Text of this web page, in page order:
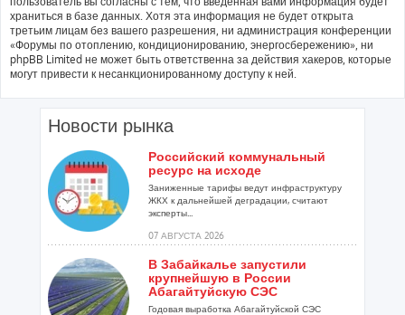
храниться в базе данных. Хотя эта информация не будет открыта
третьим лицам без вашего разрешения, ни администрация конференции
«Форумы по отоплению, кондиционированию, энергосбережению», ни
phpBB Limited не может быть ответственна за действия хакеров, которые
могут привести к несанкционированному доступу к ней.
Новости рынка
Российский коммунальный
ресурс на исходе
Заниженные тарифы ведут инфраструктуру
ЖКХ к дальнейшей деградации, считают
эксперты...
07 АВГУСТА 2026
В Забайкалье запустили
крупнейшую в России
Абагайтуйскую СЭС
Годовая выработка Абагайтуйской СЭС